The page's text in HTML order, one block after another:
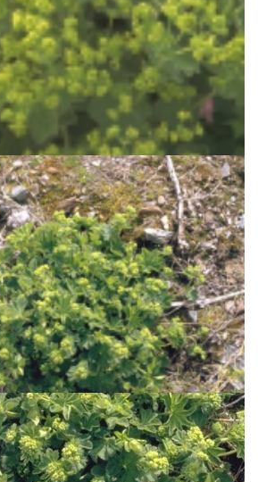
Fraaie vrouwenmantel
Alchemilla mollis